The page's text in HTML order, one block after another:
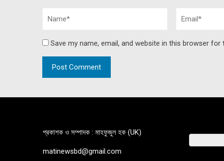
Save my name, email, and website in this browser
প্রকাশক ও সম্পাদক : মাহফুজুল হক (UK)
matinewsbd@gmail.com